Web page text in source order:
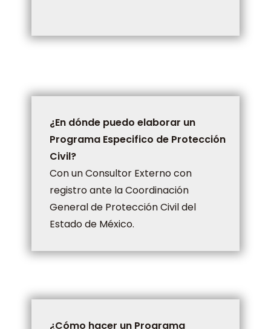
¿En dónde puedo elaborar un
Programa Especifico de Protección
Civil?
Con un Consultor Externo con
registro ante la Coordinación
General de Protección Civil del
Estado de México.
¿Cómo hacer un Programa